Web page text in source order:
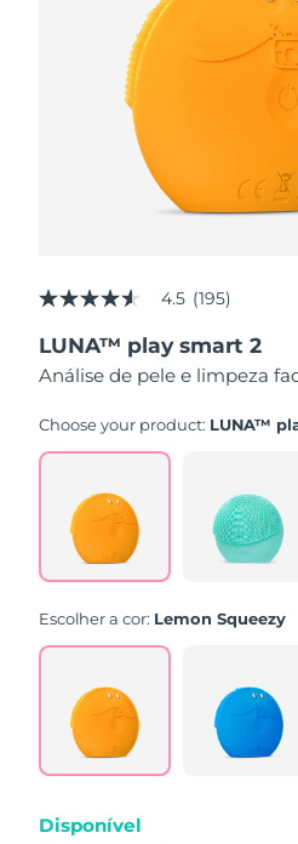
4.5
5
estrelas,
valor
de
Read
Reviews.
Link
abre
mesma
4.5 (195)
LUNA™ play smart 2
Análise de pele e limpeza
Choose your product: LUNA™
Escolher a cor: Lemon Squeezy
Disponível